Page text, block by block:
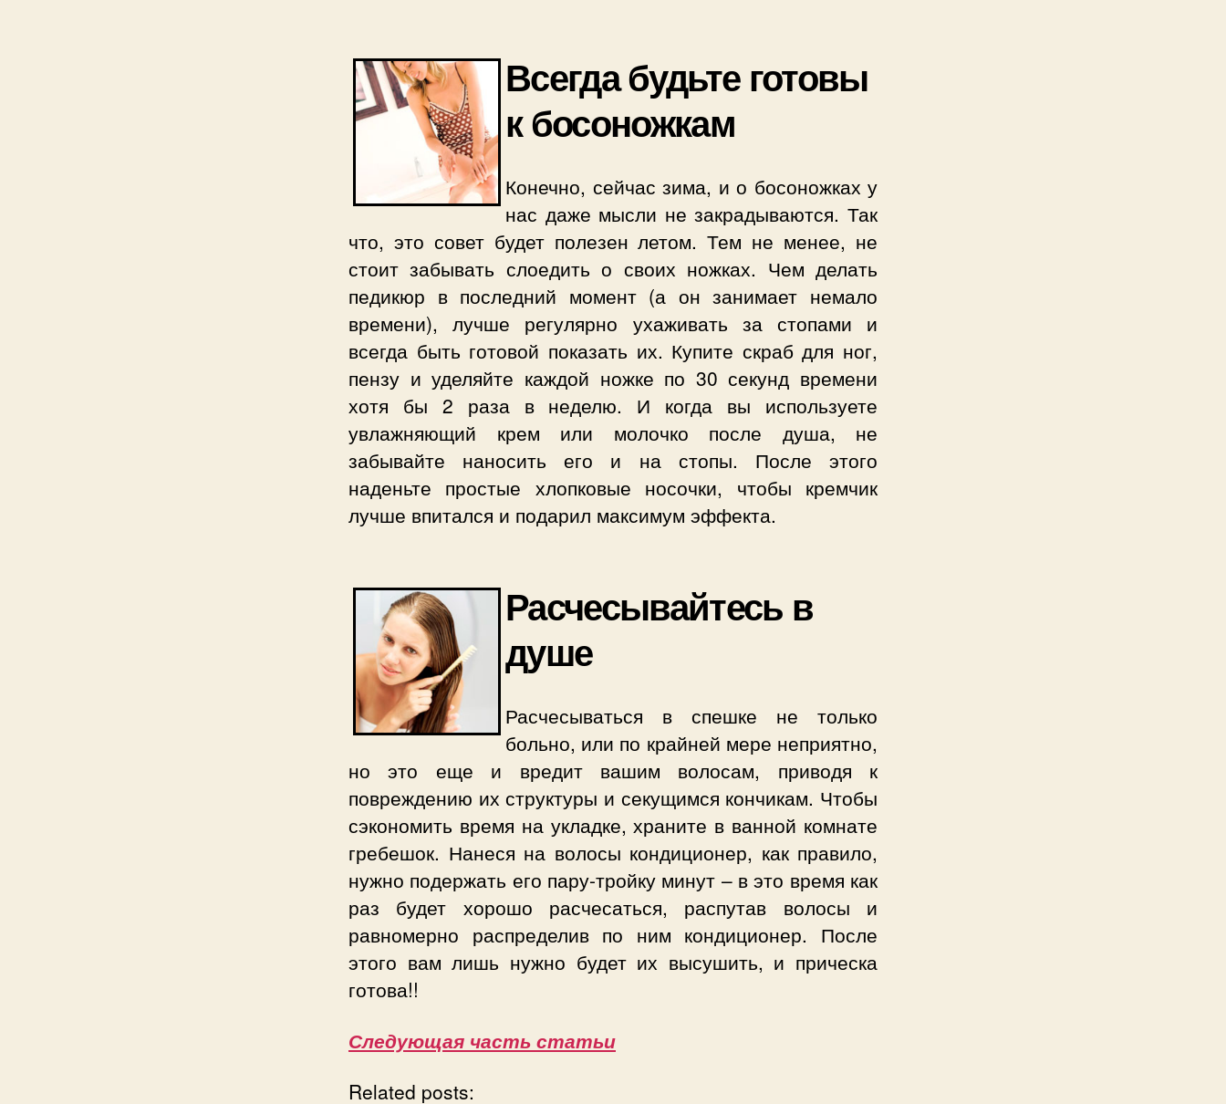
Всегда будьте готовы
к босоножкам
Конечно, сейчас зима, и о босоножках у
нас даже мысли не закрадываются. Так
что, это совет будет полезен летом. Тем не менее, не
стоит забывать слоедить о своих ножках. Чем делать
педикюр в последний момент (а он занимает немало
времени), лучше регулярно ухаживать за стопами и
всегда быть готовой показать их. Купите скраб для ног,
пензу и уделяйте каждой ножке по 30 секунд времени
хотя бы 2 раза в неделю. И когда вы используете
увлажняющий крем или молочко после душа, не
забывайте наносить его и на стопы. После этого
наденьте простые хлопковые носочки, чтобы кремчик
лучше впитался и подарил максимум эффекта.
Расчесывайтесь в
душе
Расчесываться в спешке не только
больно, или по крайней мере неприятно,
но это еще и вредит вашим волосам, приводя к
повреждению их структуры и секущимся кончикам. Чтобы
сэкономить время на укладке, храните в ванной комнате
гребешок. Нанеся на волосы кондиционер, как правило,
нужно подержать его пару-тройку минут – в это время как
раз будет хорошо расчесаться, распутав волосы и
равномерно распределив по ним кондиционер. После
этого вам лишь нужно будет их высушить, и прическа
готова!!
Следующая часть статьи
Related posts: